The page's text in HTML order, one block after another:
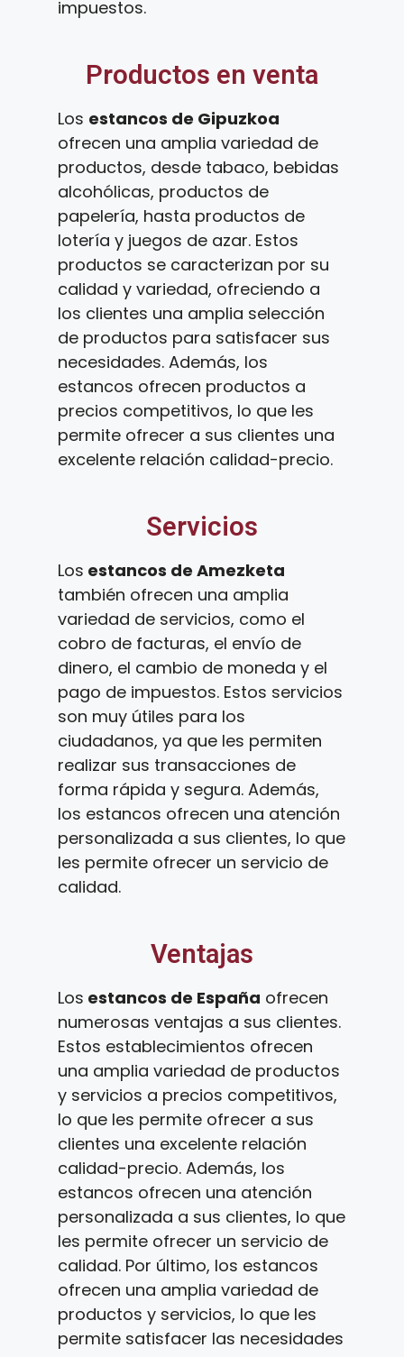
impuestos.
Productos en venta
Los estancos de Gipuzkoa
ofrecen una amplia variedad de
productos, desde tabaco, bebidas
alcohólicas, productos de
papelería, hasta productos de
lotería y juegos de azar. Estos
productos se caracterizan por su
calidad y variedad, ofreciendo a
los clientes una amplia selección
de productos para satisfacer sus
necesidades. Además, los
estancos ofrecen productos a
precios competitivos, lo que les
permite ofrecer a sus clientes una
excelente relación calidad-precio.
Servicios
Los estancos de Amezketa
también ofrecen una amplia
variedad de servicios, como el
cobro de facturas, el envío de
dinero, el cambio de moneda y el
pago de impuestos. Estos servicios
son muy útiles para los
ciudadanos, ya que les permiten
realizar sus transacciones de
forma rápida y segura. Además,
los estancos ofrecen una atención
personalizada a sus clientes, lo que
les permite ofrecer un servicio de
calidad.
Ventajas
Los estancos de España ofrecen
numerosas ventajas a sus clientes.
Estos establecimientos ofrecen
una amplia variedad de productos
y servicios a precios competitivos,
lo que les permite ofrecer a sus
clientes una excelente relación
calidad-precio. Además, los
estancos ofrecen una atención
personalizada a sus clientes, lo que
les permite ofrecer un servicio de
calidad. Por último, los estancos
ofrecen una amplia variedad de
productos y servicios, lo que les
permite satisfacer las necesidades